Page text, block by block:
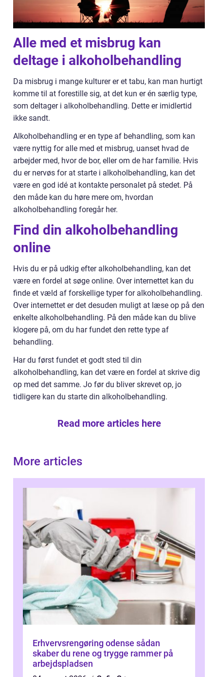
Alle med et misbrug kan
deltage i alkoholbehandling
Da misbrug i mange kulturer er et tabu, kan man hurtigt
komme til at forestille sig, at det kun er én særlig type,
som deltager i alkoholbehandling. Dette er imidlertid
ikke sandt.
Alkoholbehandling er en type af behandling, som kan
være nyttig for alle med et misbrug, uanset hvad de
arbejder med, hvor de bor, eller om de har familie. Hvis
du er nervøs for at starte i alkoholbehandling, kan det
være en god idé at kontakte personalet på stedet. På
den måde kan du høre mere om, hvordan
alkoholbehandling foregår her.
Find din alkoholbehandling
online
Hvis du er på udkig efter alkoholbehandling, kan det
være en fordel at søge online. Over internettet kan du
finde et væld af forskellige typer for alkoholbehandling.
Over internettet er det desuden muligt at læse op på den
enkelte alkoholbehandling. På den måde kan du blive
klogere på, om du har fundet den rette type af
behandling.
Har du først fundet et godt sted til din
alkoholbehandling, kan det være en fordel at skrive dig
op med det samme. Jo før du bliver skrevet op, jo
tidligere kan du starte din alkoholbehandling.
Read more articles here
More articles
Erhvervsrengøring odense sådan
skaber du rene og trygge rammer på
arbejdspladsen